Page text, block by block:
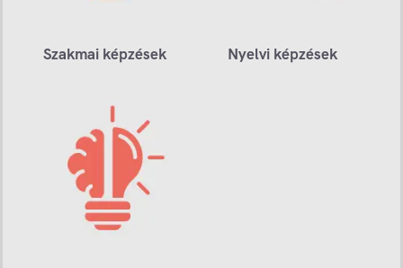
Szakmai képzések Nyelvi képzések